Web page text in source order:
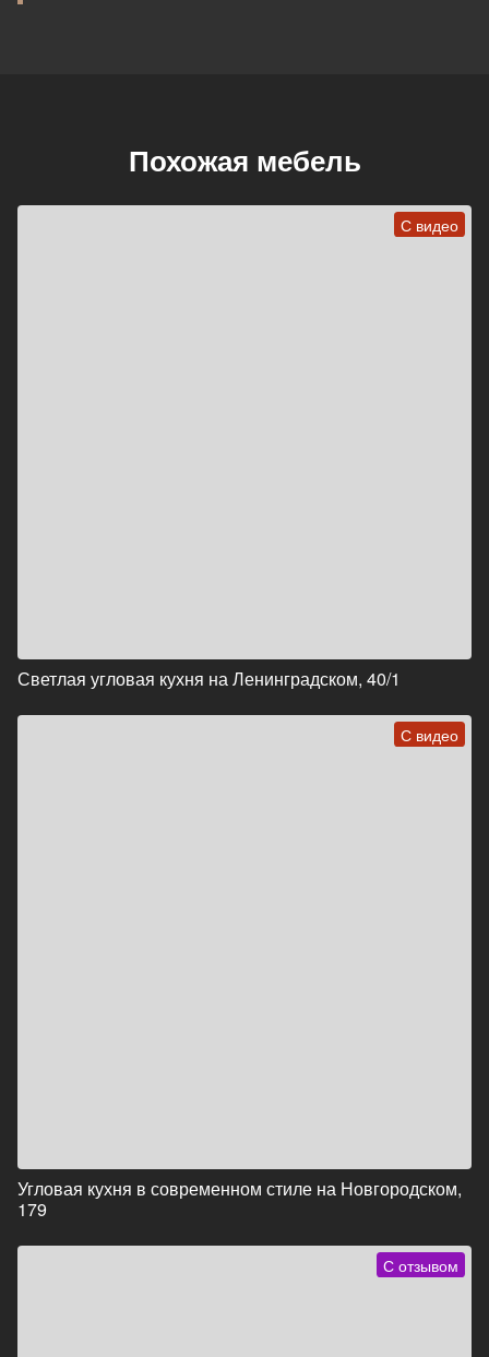
Похожая мебель
С видео
Светлая угловая кухня на Ленинградском, 40/1
С видео
Угловая кухня в современном стиле на Новгородском,
179
С отзывом